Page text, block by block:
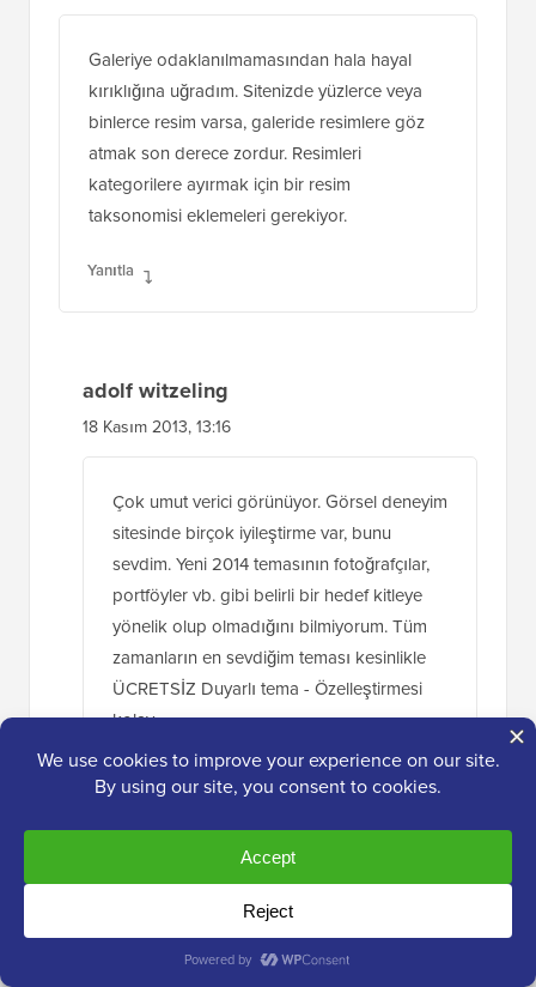
Galeriye odaklanılmamasından hala hayal
kırıklığına uğradım. Sitenizde yüzlerce veya
binlerce resim varsa, galeride resimlere göz
atmak son derece zordur. Resimleri
kategorilere ayırmak için bir resim
taksonomisi eklemeleri gerekiyor.
Yanıtla
adolf witzeling
18 Kasım 2013, 13:16
Çok umut verici görünüyor. Görsel deneyim
sitesinde birçok iyileştirme var, bunu
sevdim. Yeni 2014 temasının fotoğrafçılar,
portföyler vb. gibi belirli bir hedef kitleye
yönelik olup olmadığını bilmiyorum. Tüm
zamanların en sevdiğim teması kesinlikle
ÜCRETSİZ Duyarlı tema - Özelleştirmesi
kolay.
MP6 eklentisini bir süredir kullanıyorum ve
bayıldım - kontrol panelini daha güncel bir
Ancak eksik olan bir şey var ki, medya
galeri arayüzü hala olabildiğince hantal ve
sezgisel değil. İçerikleri farklı kriterlere göre
klasörlere ayırmaya yardımcı olacak bazı
içerik düzenleme araçlarının yerleşik